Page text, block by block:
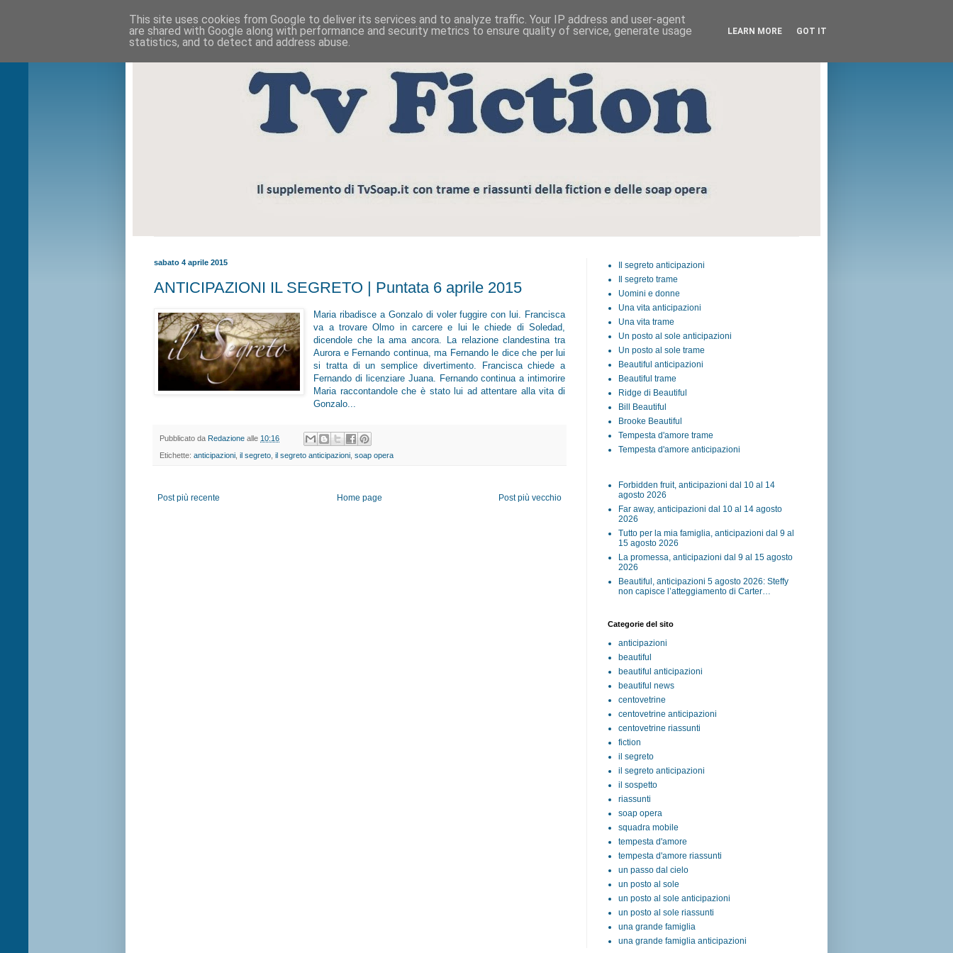
sabato 4 aprile 2015
ANTICIPAZIONI IL SEGRETO | Puntata 6 aprile 2015
Maria ribadisce a Gonzalo di voler fuggire con lui. Francisca
va a trovare Olmo in carcere e lui le chiede di Soledad,
dicendole che la ama ancora. La relazione clandestina tra
Aurora e Fernando continua, ma Fernando le dice che per lui
si tratta di un semplice divertimento. Francisca chiede a
Fernando di licenziare Juana. Fernando continua a intimorire
Maria raccontandole che è stato lui ad attentare alla vita di
Gonzalo...
Pubblicato da Redazione alle 10:16
Etichette: anticipazioni il segreto il segreto anticipazioni soap opera
Post più recente Post più vecchio
Home page
Il segreto anticipazioni
Il segreto trame
Uomini e donne
Una vita anticipazioni
Una vita trame
Un posto al sole anticipazioni
Un posto al sole trame
Beautiful anticipazioni
Beautiful trame
Ridge di Beautiful
Bill Beautiful
Brooke Beautiful
Tempesta d'amore trame
Tempesta d'amore anticipazioni
Forbidden fruit, anticipazioni dal 10 al 14
agosto 2026
Far away, anticipazioni dal 10 al 14 agosto
2026
Tutto per la mia famiglia, anticipazioni dal 9 al
15 agosto 2026
La promessa, anticipazioni dal 9 al 15 agosto
2026
Beautiful, anticipazioni 5 agosto 2026: Steffy
non capisce l’atteggiamento di Carter…
Categorie del sito
anticipazioni
beautiful
beautiful anticipazioni
beautiful news
centovetrine
centovetrine anticipazioni
centovetrine riassunti
fiction
il segreto
il segreto anticipazioni
il sospetto
riassunti
soap opera
squadra mobile
tempesta d'amore
tempesta d'amore riassunti
un passo dal cielo
un posto al sole
un posto al sole anticipazioni
un posto al sole riassunti
una grande famiglia
una grande famiglia anticipazioni
This site uses cookies from Google to deliver its services and to analyze traffic. Your IP address and user-agent
are shared with Google along with performance and security metrics to ensure quality of service, generate usage
statistics, and to detect and address abuse.
LEARN MORE GOT IT